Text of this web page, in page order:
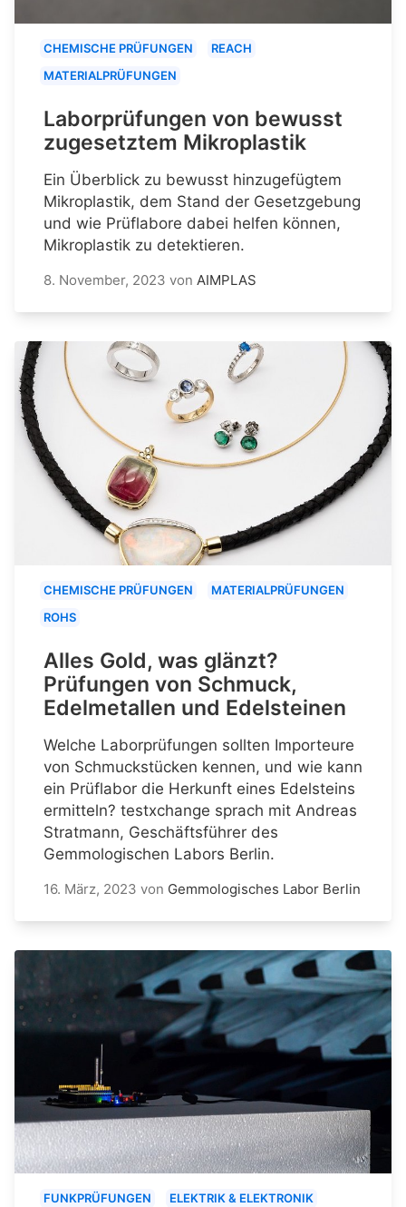
CHEMISCHE PRÜFUNGEN
REACH
MATERIALPRÜFUNGEN
Laborprüfungen von bewusst
zugesetztem Mikroplastik
Ein Überblick zu bewusst hinzugefügtem
Mikroplastik, dem Stand der Gesetzgebung
und wie Prüflabore dabei helfen können,
Mikroplastik zu detektieren.
8. November, 2023 von AIMPLAS
CHEMISCHE PRÜFUNGEN
MATERIALPRÜFUNGEN
ROHS
Alles Gold, was glänzt?
Prüfungen von Schmuck,
Edelmetallen und Edelsteinen
Welche Laborprüfungen sollten Importeure
von Schmuckstücken kennen, und wie kann
ein Prüflabor die Herkunft eines Edelsteins
ermitteln? testxchange sprach mit Andreas
Stratmann, Geschäftsführer des
Gemmologischen Labors Berlin.
16. März, 2023 von Gemmologisches Labor Berlin
FUNKPRÜFUNGEN
ELEKTRIK & ELEKTRONIK